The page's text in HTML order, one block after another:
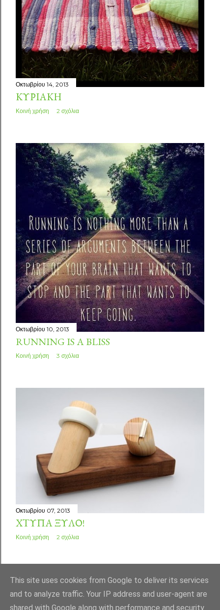
Οκτωβρίου 14, 2013
ΚΥΡΙΑΚΉ
Κοινή χρήση 2 σχόλια
Οκτωβρίου 10, 2013
RUNNING IS A BLISS
Κοινή χρήση 3 σχόλια
Οκτωβρίου 07, 2013
ΧΤΎΠΑ ΞΎΛΟ!
Κοινή χρήση 2 σχόλια
ΠΑΛΑΙΌΤΕΡΕΣ ΑΝΑΡΤΉΣΕΙΣ
This site uses cookies from Google to deliver its services
and to analyze traffic. Your IP address and user-agent are
shared with Google along with performance and security